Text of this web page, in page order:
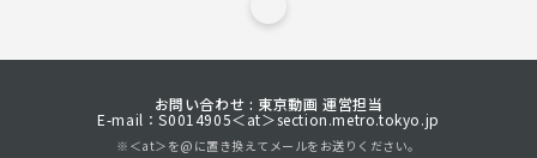
お問い合わせ : 東京動画 運営担当
E-mail：S0014905＜at＞section.metro.tokyo.jp
※＜at＞を@に置き換えてメールをお送りください。